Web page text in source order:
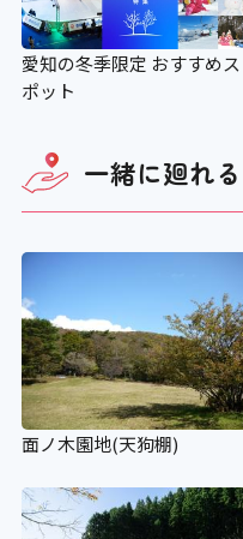
愛知の冬季限定 おすすめス
ポット
一緒に廻れる
面ノ木園地(天狗棚)